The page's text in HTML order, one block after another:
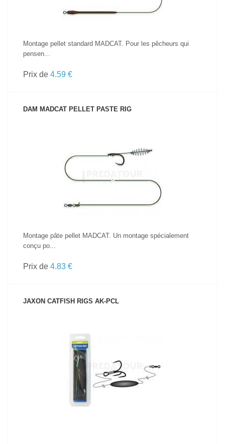
Montage pellet standard MADCAT. Pour les pêcheurs qui
pensen...
Prix de 4.59 €
DAM MADCAT PELLET PASTE RIG
VOIR LE PRODUIT
Montage pâte pellet MADCAT. Un montage spécialement
conçu po...
Prix de 4.83 €
JAXON CATFISH RIGS AK-PCL